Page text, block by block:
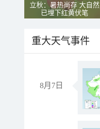
立秋：暑热尚存 大自然
已埋下红黄伏笔
重大天气事件
8月7日